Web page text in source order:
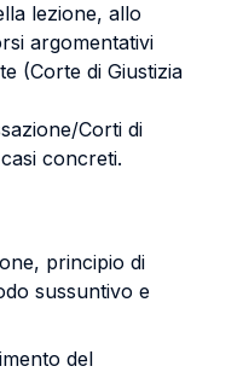
lezione, allo
argomentativi
(Corte di Giustizia
Corti di
concreti.
principio di
sussuntivo e
del